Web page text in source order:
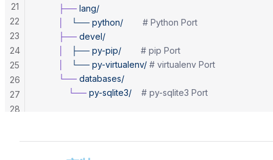
        ├──
lang/
   └──
python/
        # Python Port
        ├──
devel/
   ├──
py-pip/
        # pip Port
   └──
py-virtualenv/ # virtualenv Port
        └──
databases/
            └──
py-sqlite3/
    # py-sqlite3 Port
21
22
23
24
25
26
27
28